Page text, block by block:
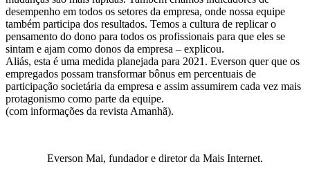
desempenho em todos os setores da empresa, onde nossa equipe
também participa dos resultados. Temos a cultura de replicar o
pensamento do dono para todos os profissionais para que eles se
sintam e ajam como donos da empresa – explicou.
Aliás, esta é uma medida planejada para 2021. Everson quer que os
empregados possam transformar bônus em percentuais de
participação societária da empresa e assim assumirem cada vez mais
protagonismo como parte da equipe.
(com informações da revista Amanhã).
Everson Mai, fundador e diretor da Mais Internet.